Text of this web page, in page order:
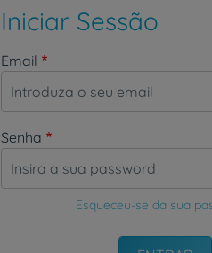
Iniciar Sessão
Email
Senha
Esqueceu-se da sua